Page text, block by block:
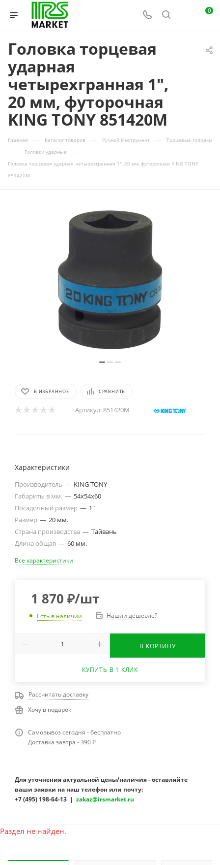
0
Головка торцевая
ударная
четырехгранная 1",
20 мм, футорочная
KING TONY 851420M
Главная — Каталог товаров — Ручной Инструмент — Торцевые головки
— Головки ударные —
Головка торцевая ударная четырехгранная 1", 20 мм, футорочная KING TONY
851420M
В ИЗБРАННОЕ СРАВНИТЬ
Артикул:851420M
Характеристики
Производитель — KING TONY
Габариты в мм. — 54х54х60
Посадочный размер — 1"
Размер — 20 мм.
Страна производства — Тайвань
Длина общая — 60 мм.
Все характеристики
1 870 ₽/шт
Есть в наличии Нашли дешевле?
В КОРЗИНУ
КУПИТЬ В 1 КЛИК
Рассчитать доставку
Хочу в подарок
Самовывоз сегодня - бесплатно
Доставка завтра - 390 ₽
Для уточнения актуальной цены/наличия - оставляйте
ваши заявки на наш телефон или почту:
+7 (495) 198-64-13 | zakaz@irsmarket.ru
Раздел не найден.